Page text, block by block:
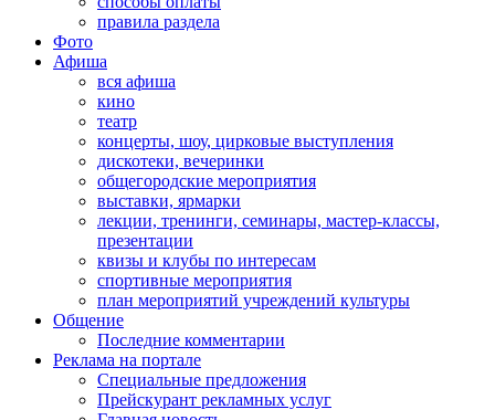
правила раздела
Фото
Афиша
вся афиша
кино
театр
концерты, шоу, цирковые выступления
дискотеки, вечеринки
общегородские мероприятия
выставки, ярмарки
лекции, тренинги, семинары, мастер-классы,
презентации
квизы и клубы по интересам
спортивные мероприятия
план мероприятий учреждений культуры
Общение
Последние комментарии
Реклама на портале
Специальные предложения
Прейскурант рекламных услуг